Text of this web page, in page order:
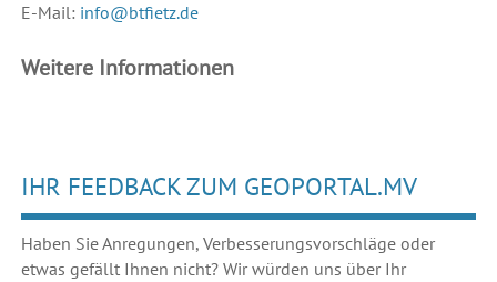
E-Mail: info@btfietz.de
Weitere Informationen
IHR FEEDBACK ZUM GEOPORTAL.MV
Haben Sie Anregungen, Verbesserungsvorschläge oder
etwas gefällt Ihnen nicht? Wir würden uns über Ihr